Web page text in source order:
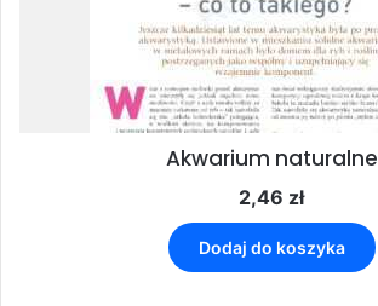
Akwarium naturalne
2,46 zł
Dodaj do koszyka